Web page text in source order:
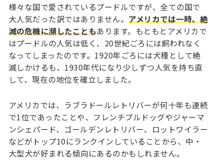
様々な国で愛されているプードルですが、全ての国で
大人気だった訳ではありません。アメリカでは一時、絶
滅の危機に瀕したこともあります。もともとアメリカで
はプードルの人気は低く、20世紀ごろには飼われなく
なってしまったのです。1920年ごろには犬種として絶
滅しかけるも、1930年代になり少しずつ人気を持ち直
して、現在の地位を確立しました。
アメリカでは、ラブラドールレトリバーが何十年も連続
で1位であったことや、フレンチブルドッグやジャーマ
ンシェパード、ゴールデンレトリバー、ロットワイラー
などがトップ10にランクインしていることから、中・
大型犬が好まれる傾向にあるのかもしれません。